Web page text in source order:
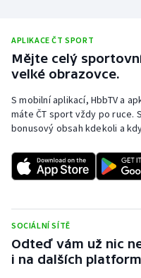
APLIKACE ČT SPORT
Mějte celý
velké obrazovce.
S mobilní aplikací, HbbTV a
máte ČT sport vždy po ruce.
bonusový obsah kdekoli a
SOCIÁLNÍ SÍTĚ
Odteď vám už nic
i na dalších